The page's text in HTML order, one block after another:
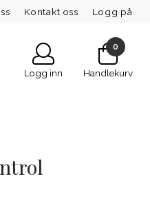
Kontakt oss Logg på
Logg inn
0
Handlekurv